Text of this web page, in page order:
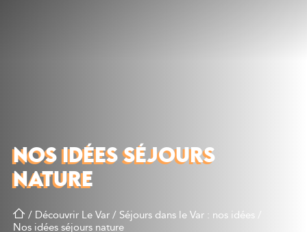
NOS IDÉES SÉJOURS
NATURE
/ Découvrir Le Var/ Séjours dans le Var : nos idées
Nos idées séjours nature